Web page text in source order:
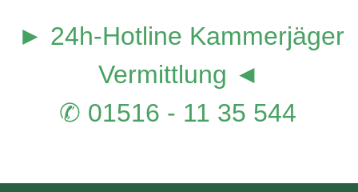
► 24h-Hotline Kammerjäger
Vermittlung ◄
✆ 01516 - 11 35 544